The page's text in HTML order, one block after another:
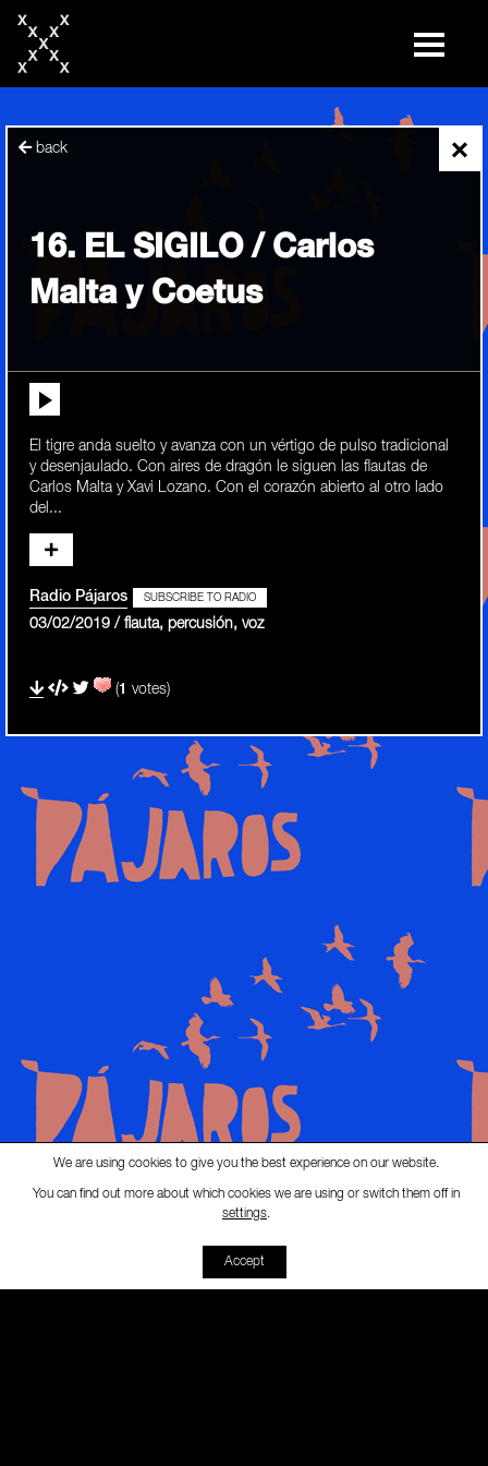
content
×
back
16. EL SIGILO / Carlos
Malta y Coetus
El tigre anda suelto y avanza con un vértigo de pulso tradicional
y desenjaulado. Con aires de dragón le siguen las flautas de
Carlos Malta y Xavi Lozano. Con el corazón abierto al otro lado
del...
Radio Pájaros SUBSCRIBE TO RADIO
03/02/2019 / flauta, percusión, voz
(1 votes)
Radio Pájaros - 16. EL SIGILO
We are using cookies to give you the best experience on our website.
You can find out more about which cookies we are using or switch them off in
settings.
Accept